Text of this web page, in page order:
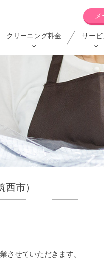
クリーニング料金 サービ
市）
させていただきます。